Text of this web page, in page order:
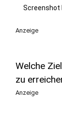
Screenshot
Anzeige
Welche
zu
Anzeige